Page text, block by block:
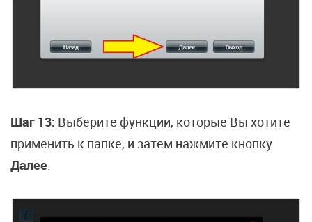
Шаг 13: Выберите функции, которые Вы хотите
применить к папке, и затем нажмите кнопку
Далее.